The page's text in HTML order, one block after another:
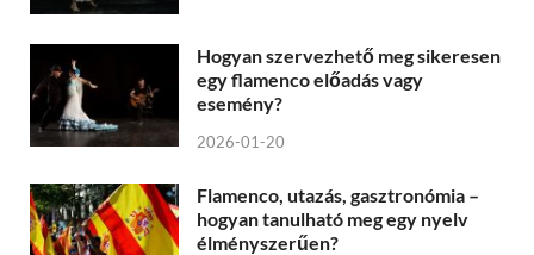
Hogyan szervezhető meg sikeresen
egy flamenco előadás vagy
esemény?
2026-01-20
Flamenco, utazás, gasztronómia –
hogyan tanulható meg egy nyelv
élményszerűen?